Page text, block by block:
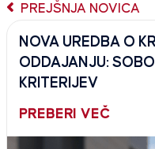
PREJŠNJA NOVICA
NOVA UREDBA O
ODDAJANJU:
KRITERIJEV
PREBERI VEČ